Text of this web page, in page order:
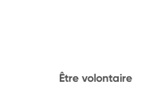
Être volontaire